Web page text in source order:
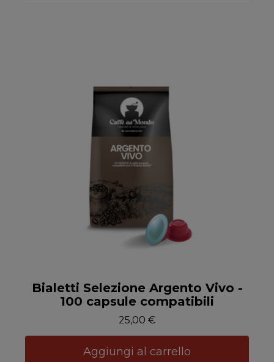
Anteprima
Bialetti Selezione Argento Vivo -
100 capsule compatibili
25,00 €
Aggiungi al carrello